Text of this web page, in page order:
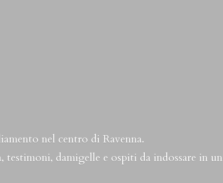
nel centro di Ravenna.
testimoni, damigelle e ospiti da indossare in un